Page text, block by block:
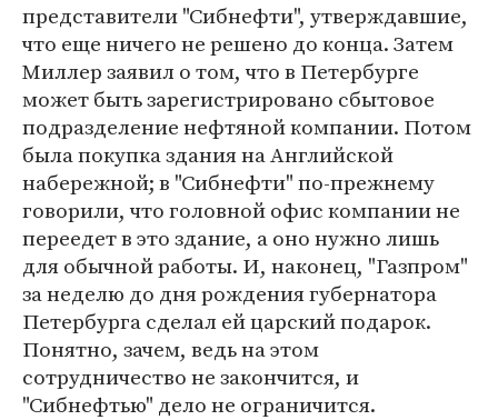
представители "Сибнефти", утверждавшие,
что еще ничего не решено до конца. Затем
Миллер заявил о том, что в Петербурге
может быть зарегистрировано сбытовое
подразделение нефтяной компании. Потом
была покупка здания на Английской
набережной; в "Сибнефти" по-прежнему
говорили, что головной офис компании не
переедет в это здание, а оно нужно лишь
для обычной работы. И, наконец, "Газпром"
за неделю до дня рождения губернатора
Петербурга сделал ей царский подарок.
Понятно, зачем, ведь на этом
сотрудничество не закончится, и
"Сибнефтью" дело не ограничится.